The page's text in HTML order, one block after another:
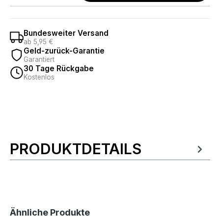
Bundesweiter Versand
ab 5,95 €
Geld-zurück-Garantie
Garantiert
30 Tage Rückgabe
Kostenlos
Produktinformationen
PRODUKTDETAILS
Produktgalerie überspringen
Ähnliche Produkte